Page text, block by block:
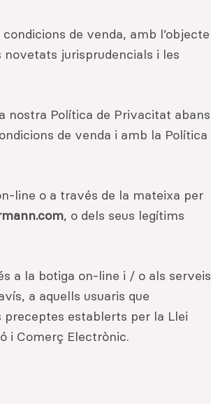
de venda, amb l’objecte
novetats jurisprudencials i les
nostra Política de Privacitat abans
de venda i amb la Política
line o a través de la mateixa per
, o dels seus legítims
a la botiga on-line i / o als serveis
a aquells usuaris que
establerts per la Llei
i Comerç Electrònic.